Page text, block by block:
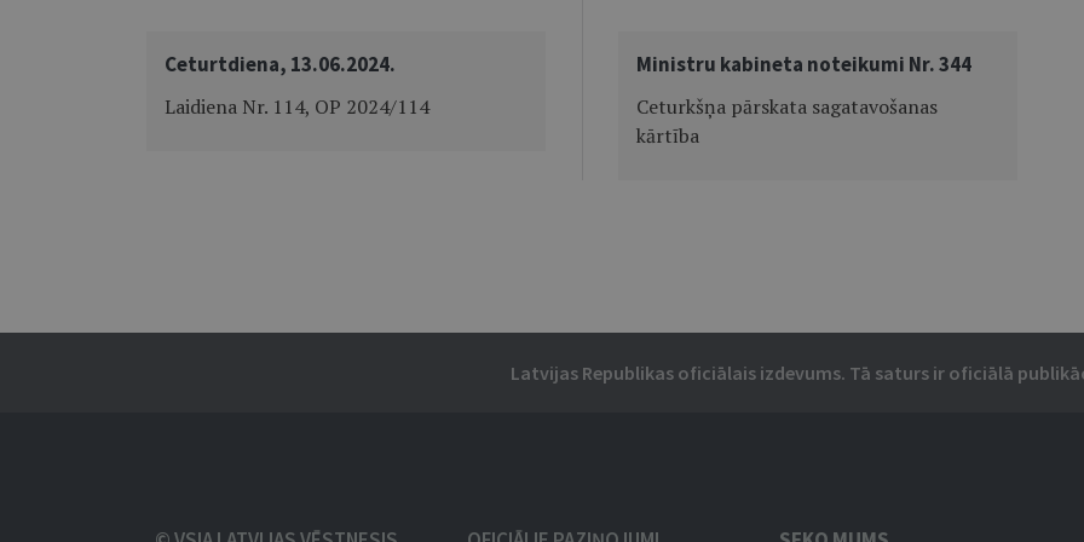
Ceturtdiena, 13.06.2024.
Laidiena Nr. 114, OP 2024/114
Ministru kabineta noteikumi Nr. 344
Ceturkšņa pārskata sagatavošanas
kārtība
Latvijas Republikas oficiālais izdevums. Tā saturs ir oficiālā